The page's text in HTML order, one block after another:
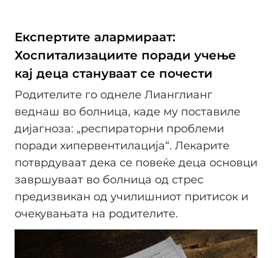
Експертите алармираат:
Хоспитализациите поради учење
кај деца стануваат се почести
Родителите го однеле Лианглианг
веднаш во болница, каде му поставиле
дијагноза: „респираторни проблеми
поради хипервентилација“. Лекарите
потврдуваат дека се повеќе деца основци
завршуваат во болница од стрес
предизвикан од училишниот притисок и
очекувањата на родителите.